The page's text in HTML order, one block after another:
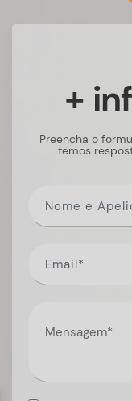
+
Preencha o
temos